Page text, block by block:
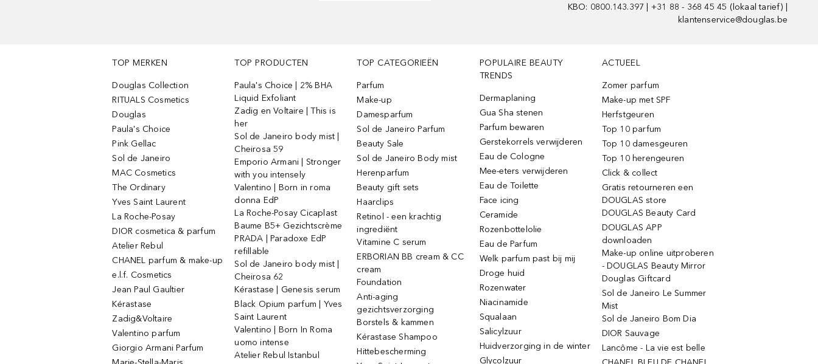
KBO: 0800.143.397 | +31 88 - 368 45 45 (lokaal tarief) |
klantenservice@douglas.be
TOP MERKEN
Douglas Collection
RITUALS Cosmetics
Douglas
Paula's Choice
Pink Gellac
Sol de Janeiro
MAC Cosmetics
The Ordinary
Yves Saint Laurent
La Roche-Posay
DIOR cosmetica & parfum
Atelier Rebul
CHANEL parfum & make-up
e.l.f. Cosmetics
Jean Paul Gaultier
Kérastase
Zadig&Voltaire
Valentino parfum
Giorgio Armani Parfum
TOP PRODUCTEN
Paula's Choice | 2% BHA
Liquid Exfoliant
Zadig en Voltaire | This is
her
Sol de Janeiro body mist |
Cheirosa 59
Emporio Armani | Stronger
with you intensely
Valentino | Born in roma
donna EdP
La Roche-Posay Cicaplast
Baume B5+ Gezichtscrème
PRADA | Paradoxe EdP
refillable
Sol de Janeiro body mist |
Cheirosa 62
Kérastase | Genesis serum
Black Opium parfum | Yves
Saint Laurent
Valentino | Born In Roma
uomo intense
Atelier Rebul Istanbul
TOP CATEGORIEËN
Parfum
Make-up
Damesparfum
Sol de Janeiro Parfum
Beauty Sale
Sol de Janeiro Body mist
Herenparfum
Beauty gift sets
Haarclips
Retinol - een krachtig
ingrediënt
Vitamine C serum
ERBORIAN BB cream & CC
cream
Foundation
Anti-aging
gezichtsverzorging
Borstels & kammen
Kérastase Shampoo
Hittebescherming
POPULAIRE BEAUTY
TRENDS
Dermaplaning
Gua Sha stenen
Parfum bewaren
Gerstekorrels verwijderen
Eau de Cologne
Mee-eters verwijderen
Eau de Toilette
Face icing
Ceramide
Rozenbottelolie
Eau de Parfum
Welk parfum past bij mij
Droge huid
Rozenwater
Niacinamide
Squalaan
Salicylzuur
Huidverzorging in de winter
Glycolzuur
ACTUEEL
Zomer parfum
Make-up met SPF
Herfstgeuren
Top 10 parfum
Top 10 damesgeuren
Top 10 herengeuren
Click & collect
Gratis retourneren een
DOUGLAS store
DOUGLAS Beauty Card
DOUGLAS APP
downloaden
Make-up online uitproberen
- DOUGLAS Beauty Mirror
Douglas Giftcard
Sol de Janeiro Le Summer
Mist
Sol de Janeiro Bom Dia
DIOR Sauvage
Lancôme - La vie est belle